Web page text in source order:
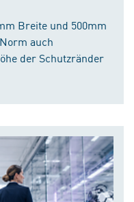
Breite und 500mm
auch
der Schutzränder